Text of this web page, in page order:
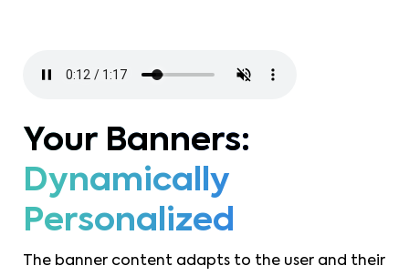
Your Banners:
Dynamically
Personalized
The banner content adapts to the user and their